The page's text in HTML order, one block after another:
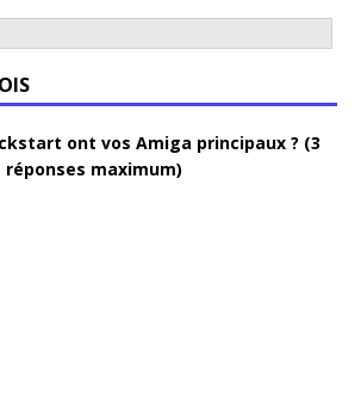
ont vos Amiga principaux ? (3
réponses maximum)